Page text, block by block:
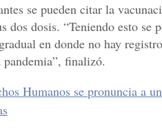
se pueden citar la
dos dosis. “Teniendo esto se
en donde no hay
finalizó.
Humanos se pronuncia a